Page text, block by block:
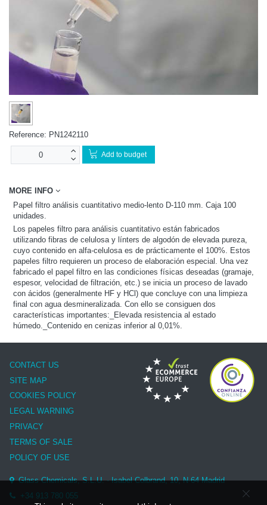
Reference: PN1242110
Add to budget
MORE INFO
Papel filtro análisis cuantitativo medio-lento D-110 mm. Caja 100
unidades.
Los papeles filtro para análisis cuantitativo están fabricados
utilizando fibras de celulosa y línters de algodón de elevada pureza,
cuyo contenido en alfa-celulosa es de prácticamente el 100%. Estos
papeles filtro requieren un proceso de elaboración especial. Una vez
fabricado el papel filtro en las condiciones físicas deseadas (gramaje,
espesor, velocidad de filtración, etc.) se inicia un proceso de lavado
con ácidos (generalmente HF y HCl) que concluye con una limpieza
final con agua desmineralizada. Con ello se consiguen dos
características importantes:_Elevada resistencia al estado
húmedo._Contenido en cenizas inferior al 0,01%.
CONTACT US
SITE MAP
COOKIES POLICY
LEGAL WARNING
PRIVACY
TERMS OF SALE
POLICY OF USE
Glass Chemicals, S.L.U. - Isabel Colbrand, 10, N-64 Madrid
+34 913 780 055